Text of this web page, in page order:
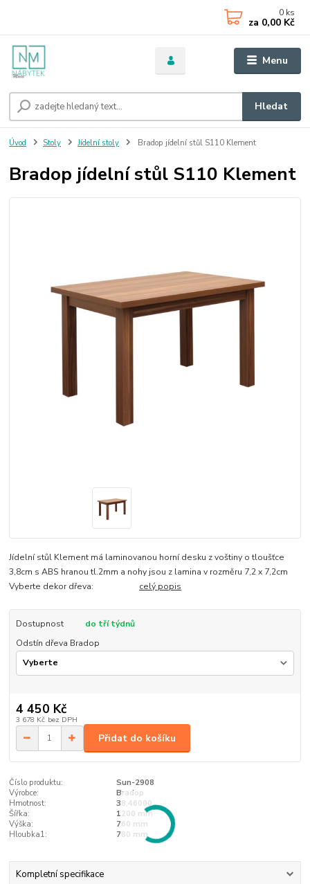
Menu
Hledat
0 ks
za 0,00 Kč
Úvod Stoly Jídelní stoly Bradop jídelní stůl S110 Klement
Bradop jídelní stůl S110 Klement
Jídelní stůl Klement má laminovanou horní desku z voštiny o tloušťce
3,8cm s ABS hranou tl.2mm a nohy jsou z lamina v rozměru 7,2 x 7,2cm
Vyberte dekor dřeva: celý popis
Dostupnost
do tří týdnů
Odstín dřeva Bradop
4 450 Kč
3 678 Kč bez DPH
Přidat do košíku
Číslo produktu:
Sun-2908
Výrobce:
Bradop
Hmotnost:
38,46000
Šířka:
1200 mm
Výška:
760 mm
Hloubka1:
780 mm
Kompletní specifikace